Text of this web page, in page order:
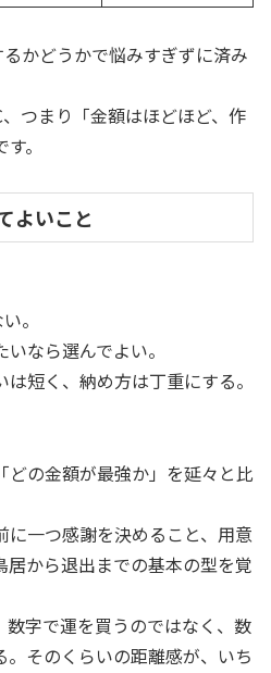
かどうかで悩みすぎずに済み
つまり「金額はほどほど、作
。
よいこと
。
なら選んでよい。
短く、納め方は丁重にする。
の金額が最強か」を延々と比
一つ感謝を決めること、用意
居から退出までの基本の型を覚
字で運を買うのではなく、数
そのくらいの距離感が、いち